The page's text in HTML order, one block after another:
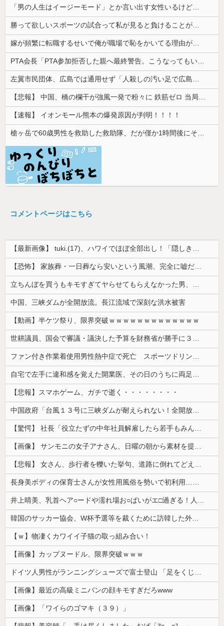
【速報】 イオンモール熊本の爆発原因が判明！！！！
コメントページはこちら
【最新画像】 tuki.(17)、ハワイでほぼ全部出し！「隠しきれない美貌」とSNSざわつく
【恐怖】 家族葬・一日葬なら安いという風潮、完全に嘘だった・・・・
立ちんぼを買うもキモすぎてヤらせてもらえなかった男、代わりの足コキでまさかの大量身寸米青ｗｗｗ
中国、三峡ダムが全開放流。長江流域で深刻な洪水被害
【動画】半ケツ祭り、限界突破ｗｗｗｗｗｗｗｗｗｗｗｗｗ
世耕議員、国会で審議・議決した予算を財務省が勝手に３兆円動かしていると指摘・問題視
ファン付き作業着使用男性熱中症で死亡 スポーツドリンクやゼリー飲料持参も
自宅で左手に違和感を覚えた開業医、その日のうちに両足が動かなくなり入院すると……
【悲報】スマホゲーム、ガチで逝く・・・・・・・・
中国政府「台風１３号に三峡ダムが耐えられない！全開放流しろ！」⇒ 下流域の街が壊滅状態ｗｗｗｗｗ
【驚愕】 社長「役立たずの中年社員解雇したら若手もみんな辞めてしまった…」
【画像】 サンモニの女子アナさん、日曜の朝から素材を提供してしまう
【悲報】 女さん、歩行者を轢いた挙句、道路に倒れてどえらいことになってしまうw w w w w w w
長身美ボディの保育士さんが女性用風俗を勢いで初利用…子供に絶対見せられないメスの顔でイキまくり。
井上晴美、乳首ヘア○ードや濡れ場お○ぱいがエ□過ぎる！人生最後のラスト写真集、最高！！
韓国のサッカー協会、W杯予選等を裁くために訪韓した外国人審判を「性接待」していた……大して強くもないチームが潤沢な予算を持ってりゃそうなるわな
【ｗ】物凄くカワイイ子猫の取っ組み合い！
【画像】カップヌードル、限界突破ｗｗｗ
ドイツ人男性がランニングシューズで富士登山 「足をくじいて動けない」
【画像】最近の高級ミニバンの顔キモすぎだろwww
【画像】「ワイらのゴマキ（３９）」